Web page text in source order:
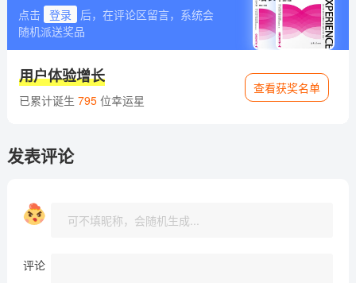
点击 登录
后，在评论区留言，系统会
随机派送奖品
用户体验增长
已累计诞生 795位幸运星
查看获奖名单
发表评论
评论